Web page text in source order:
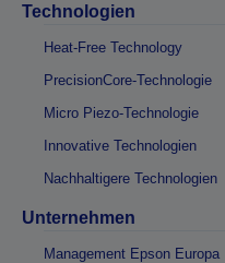
Technologien
Heat-Free Technology
PrecisionCore-Technologie
Micro Piezo-Technologie
Innovative Technologien
Nachhaltigere Technologien
Unternehmen
Management Epson Europa